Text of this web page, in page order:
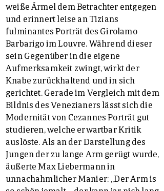
weiße Ärmel dem Betrachter entgegen
und erinnert leise an Tizians
fulminantes Porträt des Girolamo
Barbarigo im Louvre. Während dieser
sein Gegenüber in die eigene
Aufmerksamkeit zwingt, wirkt der
Knabe zurückhaltend und in sich
gerichtet. Gerade im Vergleich mit dem
Bildnis des Venezianers lässt sich die
Modernität von Cezannes Porträt gut
studieren, welche erwartbar Kritik
auslöste. Als an der Darstellung des
Jungen der zu lange Arm gerügt wurde,
äußerte Max Liebermann in
unnachahmlicher Manier: „Der Arm is